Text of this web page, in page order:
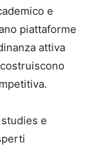
e
piattaforme
attiva
e